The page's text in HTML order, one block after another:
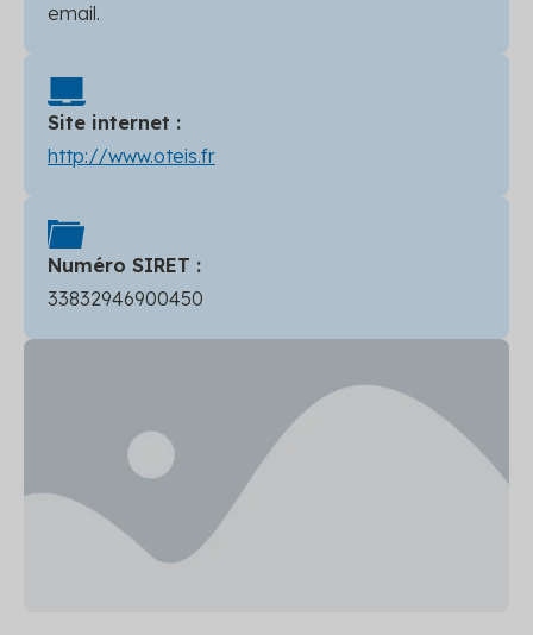
email.
Site internet :
http://www.oteis.fr
Numéro SIRET :
33832946900450